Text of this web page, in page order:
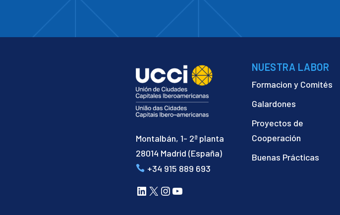
Montalbán, 1- 2ª planta
28014 Madrid (España)
+34 915 889 693
LinkedIn
X Instagram
YouTube
NUESTRA LABOR
Formacion y Comités
Galardones
Proyectos de
Cooperación
Buenas Prácticas